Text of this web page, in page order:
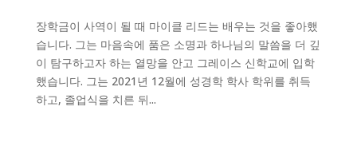
장학금이 사역이 될 때 마이클 리드는 배우는 것을 좋아했
습니다. 그는 마음속에 품은 소명과 하나님의 말씀을 더 깊
이 탐구하고자 하는 열망을 안고 그레이스 신학교에 입학
했습니다. 그는 2021년 12월에 성경학 학사 학위를 취득
하고, 졸업식을 치른 뒤...